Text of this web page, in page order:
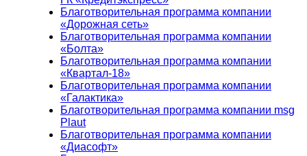
Благотворительная программа компании
«Дорожная сеть»
Благотворительная программа компании
«Болта»
Благотворительная программа компании
«Квартал-18»
Благотворительная программа компании
«Галактика»
Благотворительная программа компании msg
Plaut
Благотворительная программа компании
«Диасофт»